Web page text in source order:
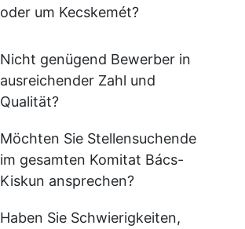
oder um Kecskemét?
Nicht genügend Bewerber in
ausreichender Zahl und
Qualität?
Möchten Sie Stellensuchende
im gesamten Komitat Bács-
Kiskun ansprechen?
Haben Sie Schwierigkeiten,